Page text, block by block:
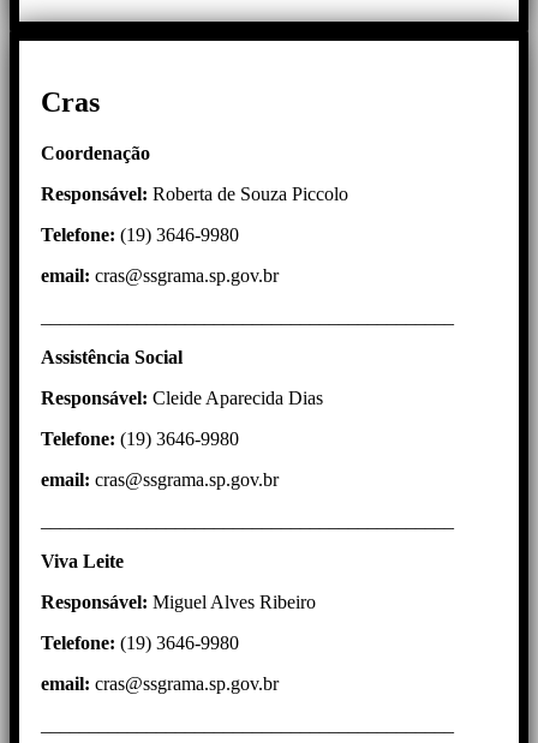
Cras
Coordenação
Responsável: Roberta de Souza Piccolo
Telefone: (19) 3646-9980
email: cras@ssgrama.sp.gov.br
Assistência Social
Responsável: Cleide Aparecida Dias
Telefone: (19) 3646-9980
email: cras@ssgrama.sp.gov.br
Viva Leite
Responsável: Miguel Alves Ribeiro
Telefone: (19) 3646-9980
email: cras@ssgrama.sp.gov.br